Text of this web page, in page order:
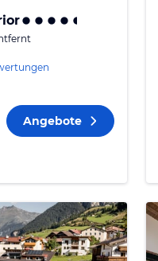
Angebote